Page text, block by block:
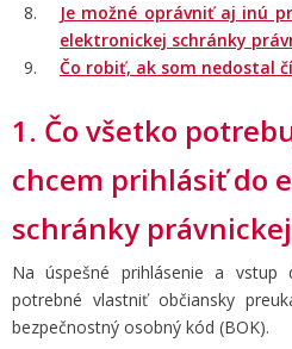
Je možné oprávniť aj inú
elektronickej schránky
Čo robiť, ak som nedostal
1. Čo všetko
chcem prihlásiť do
schránky
Na úspešné prihlásenie a vstup
potrebné vlastniť občiansky
bezpečnostný osobný kód (BOK).